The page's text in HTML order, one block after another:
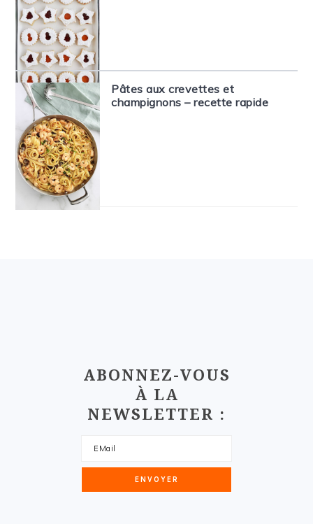
Pâtes aux crevettes et
champignons – recette rapide
ABONNEZ-VOUS
À LA
NEWSLETTER :